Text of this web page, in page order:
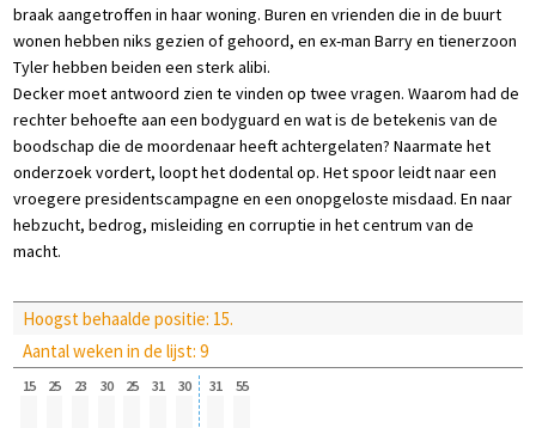
braak aangetroffen in haar woning. Buren en vrienden die in de buurt
wonen hebben niks gezien of gehoord, en ex-man Barry en tienerzoon
Tyler hebben beiden een sterk alibi.
Decker moet antwoord zien te vinden op twee vragen. Waarom had de
rechter behoefte aan een bodyguard en wat is de betekenis van de
boodschap die de moordenaar heeft achtergelaten? Naarmate het
onderzoek vordert, loopt het dodental op. Het spoor leidt naar een
vroegere presidentscampagne en een onopgeloste misdaad. En naar
hebzucht, bedrog, misleiding en corruptie in het centrum van de
macht.
Hoogst behaalde positie: 15.
Aantal weken in de lijst: 9
15 25 23 30 25 31 30 31 55